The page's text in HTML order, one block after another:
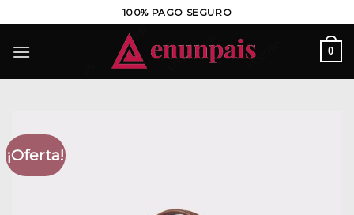
al
contenido
100% PAGO SEGURO
0
¡Oferta!